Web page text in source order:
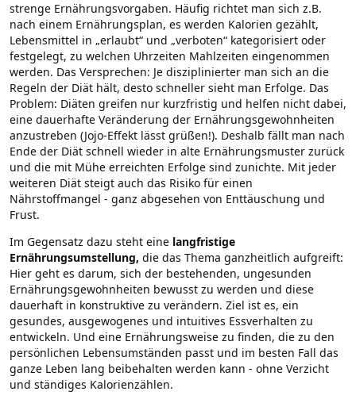
strenge Ernährungsvorgaben. Häufig richtet man sich z.B.
nach einem Ernährungsplan, es werden Kalorien gezählt,
Lebensmittel in „erlaubt“ und „verboten“ kategorisiert oder
festgelegt, zu welchen Uhrzeiten Mahlzeiten eingenommen
werden. Das Versprechen: Je disziplinierter man sich an die
Regeln der Diät hält, desto schneller sieht man Erfolge. Das
Problem: Diäten greifen nur kurzfristig und helfen nicht dabei,
eine dauerhafte Veränderung der Ernährungsgewohnheiten
anzustreben (Jojo-Effekt lässt grüßen!). Deshalb fällt man nach
Ende der Diät schnell wieder in alte Ernährungsmuster zurück
und die mit Mühe erreichten Erfolge sind zunichte. Mit jeder
weiteren Diät steigt auch das Risiko für einen
Nährstoffmangel - ganz abgesehen von Enttäuschung und
Frust.
Im Gegensatz dazu steht eine langfristige
Ernährungsumstellung, die das Thema ganzheitlich aufgreift:
Hier geht es darum, sich der bestehenden, ungesunden
Ernährungsgewohnheiten bewusst zu werden und diese
dauerhaft in konstruktive zu verändern. Ziel ist es, ein
gesundes, ausgewogenes und intuitives Essverhalten zu
entwickeln. Und eine Ernährungsweise zu finden, die zu den
persönlichen Lebensumständen passt und im besten Fall das
ganze Leben lang beibehalten werden kann - ohne Verzicht
und ständiges Kalorienzählen.